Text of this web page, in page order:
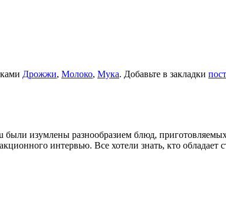
Дрожжи, Молоко, Мука. Добавьте в закладки
были изумлены разнообразием блюд,
интервью. Все хотели знать, кто обладает